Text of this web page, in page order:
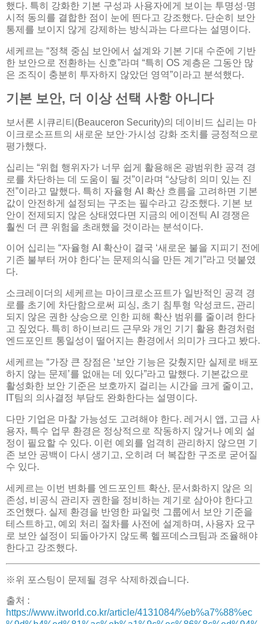
했다. 특히 강화한 기본 구성과 사용자에게 보이는 투명성·명
시적 동의를 결합한 점이 눈에 띈다고 강조했다. 단순히 보안
통제를 보이지 않게 강제하는 방식과는 다르다는 설명이다.
세케르는 “정책 중심 보안에서 설계와 기본 기대 수준에 기반
한 보안으로 전환하는 신호”라며 “특히 OS 계층은 그동안 많
은 조직이 충분히 투자하지 않았던 영역”이라고 분석했다.
기본 보안, 더 이상 선택 사항 아니다
보서론 시큐리티(Beauceron Security)의 데이비드 십리는 마
이크로소프트의 새로운 보안·가시성 강화 조치를 긍정적으로
평가했다.
십리는 “위협 행위자가 너무 쉽게 활용해온 광범위한 공격 경
로를 차단하는 데 도움이 될 것”이라며 “상당히 의미 있는 진
전”이라고 말했다. 특히 자율형 AI 확산 흐름을 고려하면 기본
값이 안전하게 설정되는 구조는 필수라고 강조했다. 기본 보
안이 전제되지 않은 상태였다면 지금의 에이전틱 AI 경쟁은
훨씬 더 큰 위험을 초래했을 것이라는 분석이다.
이어 십리는 “자율형 AI 확산이 결국 ‘새로운 불을 지피기 전에
기존 불부터 꺼야 한다’는 문제의식을 만든 계기”라고 덧붙였
다.
소크레이더의 세케르는 마이크로소프트가 일반적인 공격 경
로를 초기에 차단함으로써 피싱, 초기 침투형 악성코드, 관리
되지 않은 권한 상승으로 인한 피해 확산 범위를 줄이려 한다
고 짚었다. 특히 하이브리드 근무와 개인 기기 활용 환경처럼
엔드포인트 통일성이 떨어지는 환경에서 의미가 크다고 봤다.
세케르는 “가장 큰 장점은 ‘보안 기능은 갖췄지만 실제로 배포
하지 않는 문제’를 없애는 데 있다”라고 말했다. 기본값으로
활성화한 보안 기준은 보호까지 걸리는 시간을 크게 줄이고,
IT팀의 의사결정 부담도 완화한다는 설명이다.
다만 기업은 마찰 가능성도 고려해야 한다. 레거시 앱, 고급 사
용자, 특수 업무 환경은 정상적으로 작동하지 않거나 예외 설
정이 필요할 수 있다. 이런 예외를 엄격히 관리하지 않으면 기
존 보안 공백이 다시 생기고, 오히려 더 복잡한 구조로 굳어질
수 있다.
세케르는 이번 변화를 엔드포인트 확산, 문서화하지 않은 의
존성, 비공식 관리자 권한을 정비하는 계기로 삼아야 한다고
조언했다. 실제 환경을 반영한 파일럿 그룹에서 보안 기준을
테스트하고, 예외 처리 절차를 사전에 설계하며, 사용자 요구
로 보안 설정이 되돌아가지 않도록 헬프데스크팀과 조율해야
한다고 강조했다.
※위 포스팅이 문제될 경우 삭제하겠습니다.
출처 :
https://www.itworld.co.kr/article/4131084/%eb%a7%88%ec